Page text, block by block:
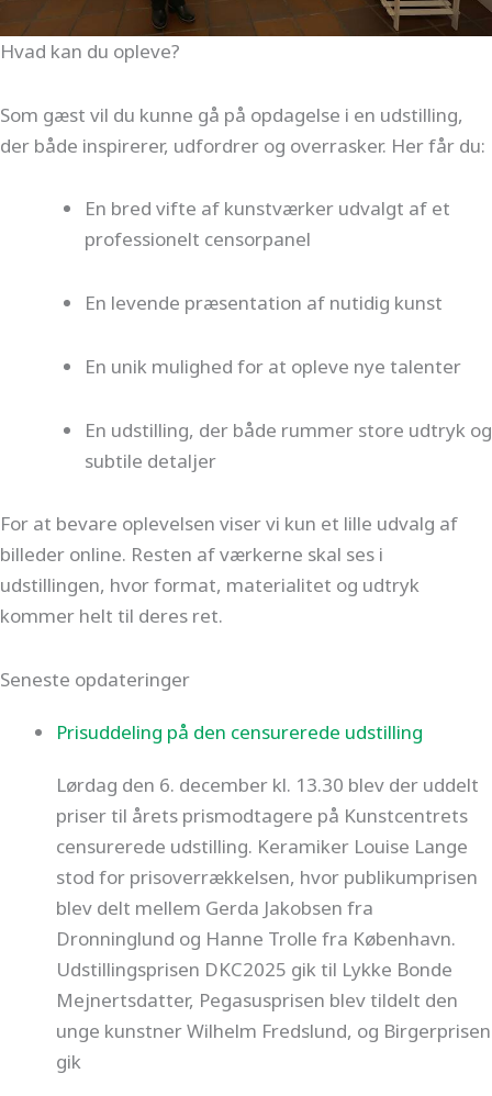
Hvad kan du opleve?
Som gæst vil du kunne gå på opdagelse i en udstilling,
der både inspirerer, udfordrer og overrasker. Her får du:
En bred vifte af kunstværker udvalgt af et
professionelt censorpanel
En levende præsentation af nutidig kunst
En unik mulighed for at opleve nye talenter
En udstilling, der både rummer store udtryk og
subtile detaljer
For at bevare oplevelsen viser vi kun et lille udvalg af
billeder online. Resten af værkerne skal ses i
udstillingen, hvor format, materialitet og udtryk
kommer helt til deres ret.
Seneste opdateringer
Prisuddeling på den censurerede udstilling
Lørdag den 6. december kl. 13.30 blev der uddelt
priser til årets prismodtagere på Kunstcentrets
censurerede udstilling. Keramiker Louise Lange
stod for prisoverrækkelsen, hvor publikumprisen
blev delt mellem Gerda Jakobsen fra
Dronninglund og Hanne Trolle fra København.
Udstillingsprisen DKC2025 gik til Lykke Bonde
Mejnertsdatter, Pegasusprisen blev tildelt den
unge kunstner Wilhelm Fredslund, og Birgerprisen
gik